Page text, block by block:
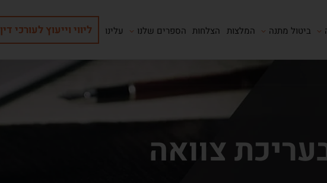
ביטול מתנה המלצות הצלחות הספרים שלנו עלינו ליווי וייעוץ לעורכי דין
צוואה